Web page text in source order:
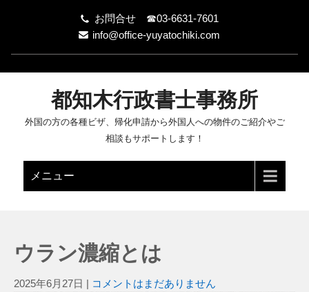
お問合せ ☎03-6631-7601
info@office-yuyatochiki.com
都知木行政書士事務所
外国の方の各種ビザ、帰化申請から外国人への物件のご紹介やご
相談もサポートします！
メニュー
ウラン濃縮とは
2025年6月27日 | コメントはまだありません